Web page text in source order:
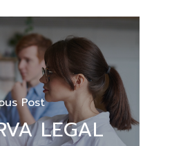
Post
LEGAL